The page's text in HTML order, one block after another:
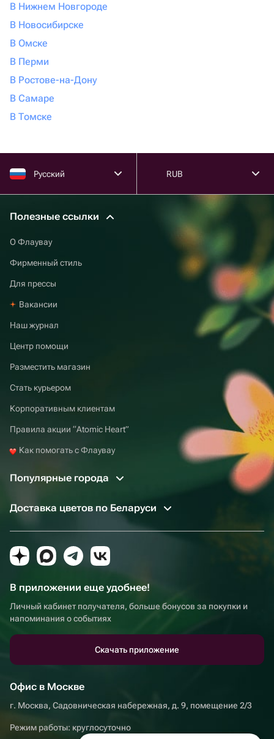
В Нижнем Новгороде
В Новосибирске
В Омске
В Перми
В Ростове-на-Дону
В Самаре
В Томске
Русский RUB
Полезные ссылки
О Флаувау
Фирменный стиль
Для прессы
Вакансии
Наш журнал
Центр помощи
Разместить магазин
Стать курьером
Корпоративным клиентам
Правила акции “Atomic Heart”
Как помогать с Флаувау
Популярные города
Доставка цветов по Беларуси
В приложении еще удобнее!
Личный кабинет получателя, больше бонусов за покупки и
напоминания о событиях
Скачать приложение
Офис в Москве
г. Москва, Садовническая набережная, д. 9, помещение 2/3
Режим работы: круглосуточно